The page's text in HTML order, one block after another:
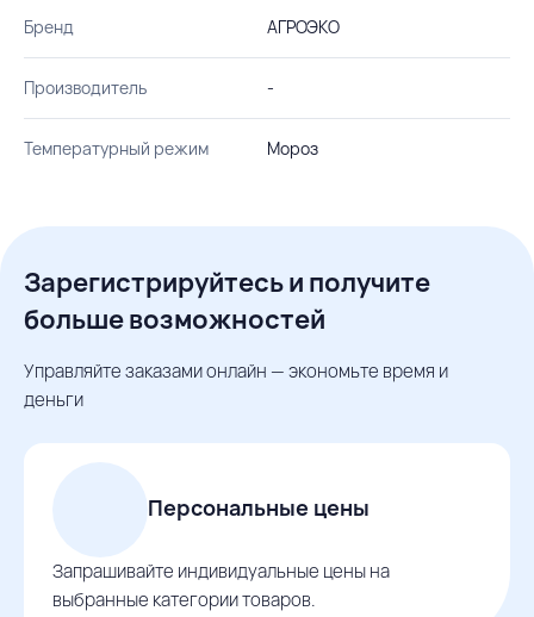
Бренд АГРОЭКО
Производитель -
Температурный режим Мороз
Зарегистрируйтесь и получите
больше возможностей
Управляйте заказами онлайн — экономьте время и
деньги
Персональные цены
Запрашивайте индивидуальные цены на
выбранные категории товаров.